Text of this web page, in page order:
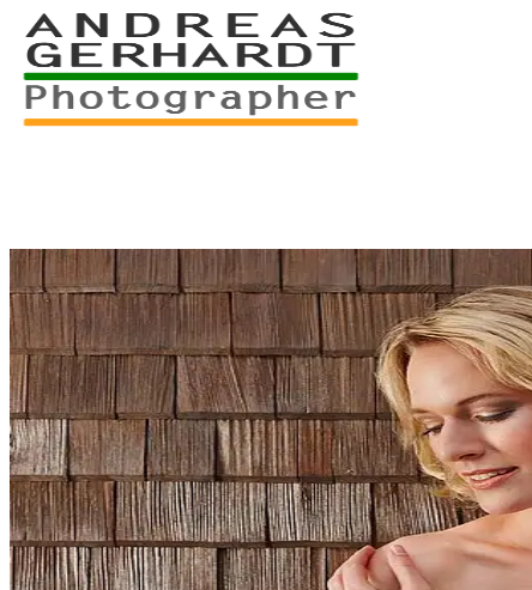
+49 761 – 557 567 3
myStory
Portfolio